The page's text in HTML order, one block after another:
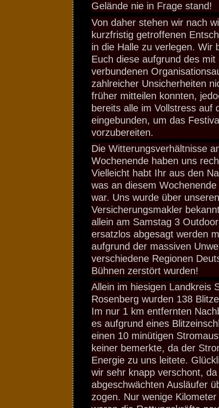
Gelände nie in Frage stand!
Von daher stehen wir nach
kurzfristig getroffenen
in die Halle zu verlegen. Wir
Euch diese aufgrund des
verbundenen
zahlreicher Unsicherheiten
früher mitteilen konnten,
bereits alle im Vollstress auf
eingebunden, um das
vorzubereiten.
Die Witterungsverhältnisse
Wochenende haben uns
Vielleicht habt Ihr aus den
was an diesem
war. Uns wurde über unseren
Versicherungsmakler
allein am Samstag 3
ersatzlos abgesagt werden
aufgrund der massiven
verschiedene Regionen
Bühnen zerstört wurden!
Allein im hiesigen Landkreis
Rosenberg wurden 138
Im nur 1 km entfernten
es aufgrund eines
einen 10 minütigen
keiner bemerkte, da der
Energie zu uns leitete.
wir sehr knapp verschont, da
abgeschwächten Ausläufer
zogen. Nur wenige